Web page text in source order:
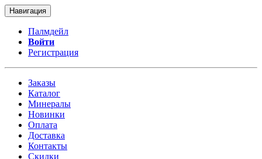
Навигация
Палмдейл
Войти
Регистрация
Заказы
Каталог
Минералы
Новинки
Оплата
Доставка
Контакты
Скидки